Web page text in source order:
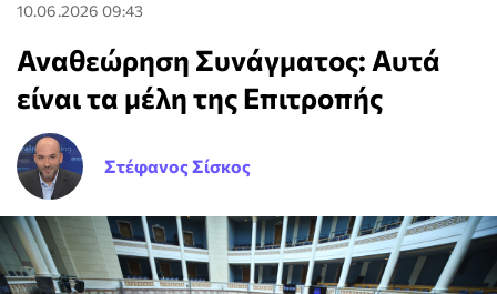
10.06.2026 09:43
Αναθεώρηση Συνάγματος: Αυτά
είναι τα μέλη της Επιτροπής
Στέφανος Σίσκος